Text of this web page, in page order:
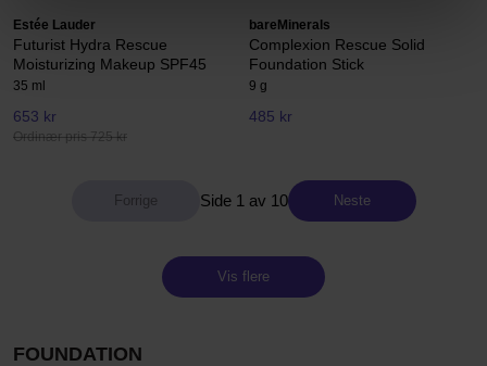
Estée Lauder
Futurist Hydra Rescue
Moisturizing Makeup SPF45
35 ml
653 kr
Ordinær pris 725 kr
bareMinerals
Complexion Rescue Solid
Foundation Stick
9 g
485 kr
Side 1 av 10 Neste
Vis flere
FOUNDATION